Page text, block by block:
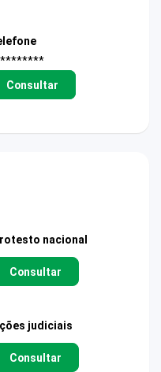
Consultar
nacional
Consultar
judiciais
Consultar